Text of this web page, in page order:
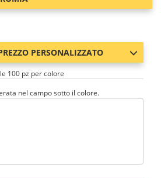
PERSONALIZZATO
100 pz per colore
nel campo sotto il colore.